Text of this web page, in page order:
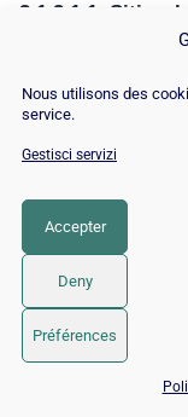
Nous utilisons des
service.
Gestisci servizi
Accepter
Deny
Préférences
2.1.2.1.1. Siti
mobili grazie al
Nel design
📅 Prenota